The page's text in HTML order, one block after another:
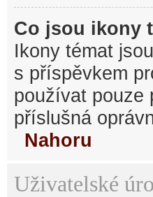
Co jsou ikony
Ikony témat
s příspěvkem
používat pouze
příslušná
Nahoru
Uživatelské